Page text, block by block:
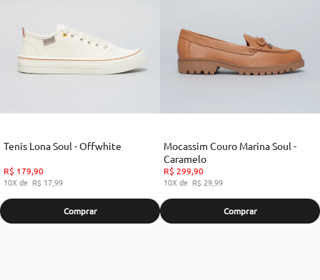
Tenis Lona Soul - Offwhite
R$ 179,90
10
R$ 17,99
Comprar
Mocassim Couro Marina Soul -
Caramelo
R$ 299,90
10
R$ 29,99
Comprar